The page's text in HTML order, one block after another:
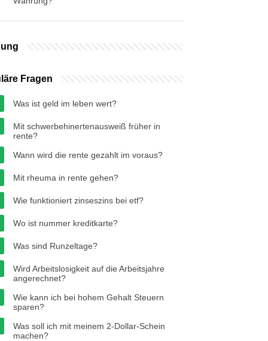
Fragen
Was ist geld im leben wert?
Mit schwerbehinertenausweiß früher in
rente?
Wann wird die rente gezahlt im voraus?
Mit rheuma in rente gehen?
Wie funktioniert zinseszins bei etf?
Wo ist nummer kreditkarte?
Was sind Runzeltage?
Wird Arbeitslosigkeit auf die Arbeitsjahre
angerechnet?
Wie kann ich bei hohem Gehalt Steuern
sparen?
Was soll ich mit meinem 2-Dollar-Schein
machen?